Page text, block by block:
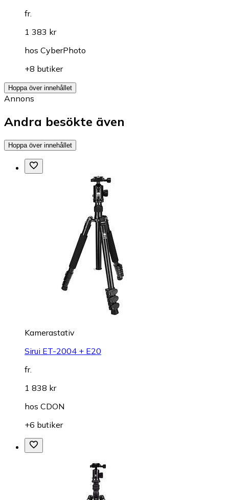
fr.
1 383 kr
hos CyberPhoto
+8 butiker
Hoppa över innehållet
Annons
Andra besökte även
Hoppa över innehållet
Kamerastativ
Sirui ET-2004 + E20
fr.
1 838 kr
hos CDON
+6 butiker